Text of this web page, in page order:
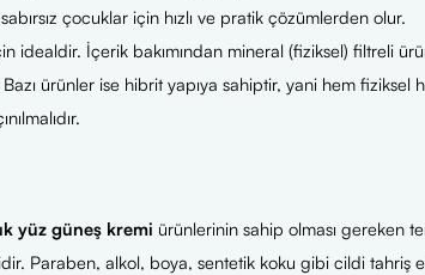
çocuklar için hızlı ve pratik çözümlerden olur.
idealdir. İçerik bakımından mineral (fiziksel) filtreli
Bazı ürünler ise hibrit yapıya sahiptir, yani hem
yüz güneş kremi ürünlerinin sahip olması gereken
Paraben, alkol, boya, sentetik koku gibi cildi tahriş